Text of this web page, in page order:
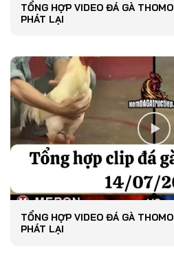
TỔNG HỢP VIDEO ĐÁ GÀ
PHÁT LẠI
TỔNG HỢP VIDEO ĐÁ GÀ
PHÁT LẠI